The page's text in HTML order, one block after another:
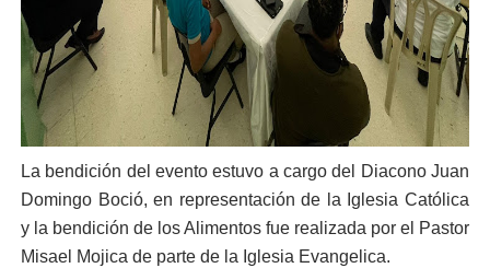
La bendición del evento estuvo a cargo del Diacono Juan
Domingo Boció, en representación de la Iglesia Católica
y la bendición de los Alimentos fue realizada por el Pastor
Misael Mojica de parte de la Iglesia Evangelica.